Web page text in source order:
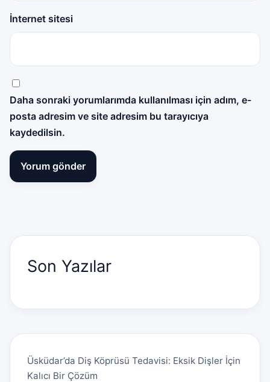
İnternet sitesi
Daha sonraki yorumlarımda kullanılması için adım, e-
posta adresim ve site adresim bu tarayıcıya
kaydedilsin.
Son Yazılar
Üsküdar’da Diş Köprüsü Tedavisi: Eksik Dişler İçin
Kalıcı Bir Çözüm